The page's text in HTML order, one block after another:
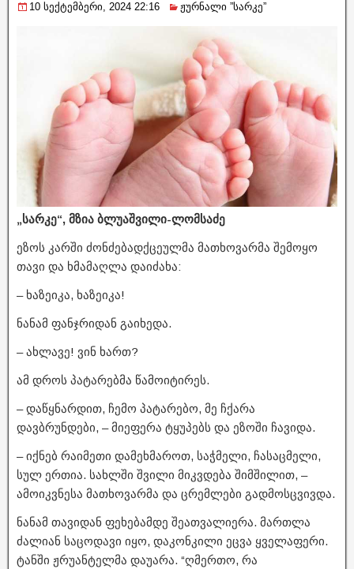
10 სექტემბერი, 2024 22:16 ჟურნალი ”სარკე”
„სარკე“, მზია ბლუაშვილი-ლომსაძე
ეზოს კარში ძონძებადქცეულმა მათხოვარმა შემოყო
თავი და ხმამაღლა დაიძახა:
– ხაზეიკა, ხაზეიკა!
ნანამ ფანჯრიდან გაიხედა.
– ახლავე! ვინ ხართ?
ამ დროს პატარებმა წამოიტირეს.
– დაწყნარდით, ჩემო პატარებო, მე ჩქარა
დავბრუნდები, – მიეფერა ტყუპებს და ეზოში ჩავიდა.
– იქნებ რაიმეთი დამეხმაროთ, საჭმელი, ჩასაცმელი,
სულ ერთია. სახლში შვილი მიკვდება შიმშილით, –
ამოიკვნესა მათხოვარმა და ცრემლები გადმოსცვივდა.
ნანამ თავიდან ფეხებამდე შეათვალიერა. მართლა
ძალიან საცოდავი იყო, დაკონკილი ეცვა ყველაფერი.
ტანში ჟრუანტელმა დაუარა. “ღმერთო, რა